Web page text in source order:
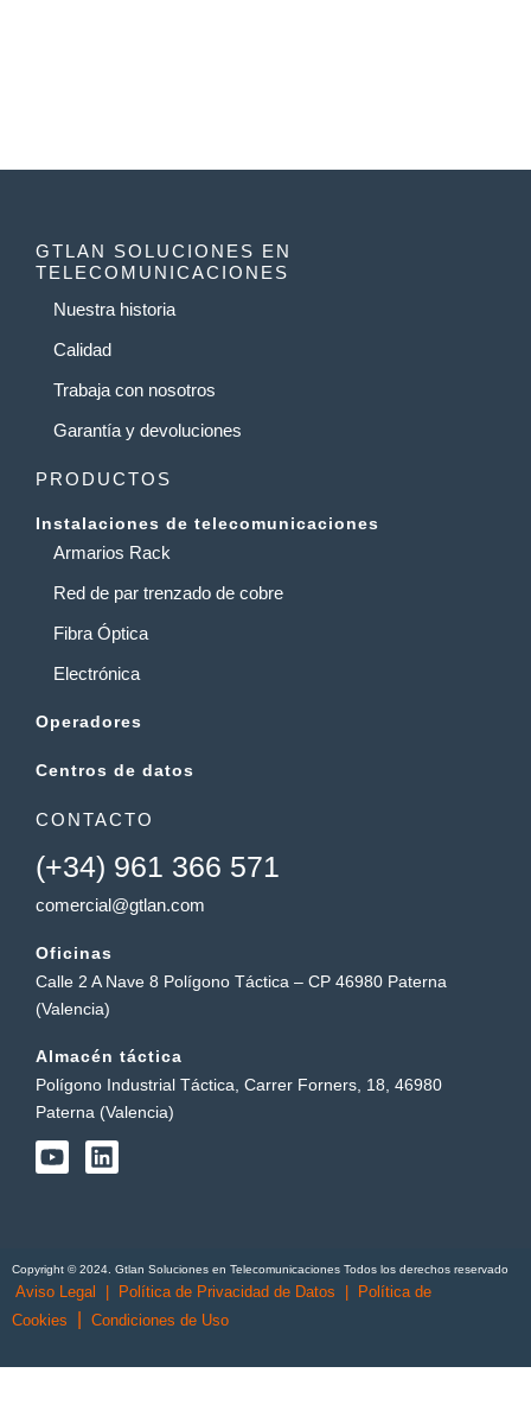
GTLAN SOLUCIONES EN
TELECOMUNICACIONES
Nuestra historia
Calidad
Trabaja con nosotros
Garantía y devoluciones
PRODUCTOS
Instalaciones de telecomunicaciones
Armarios Rack
Red de par trenzado de cobre
Fibra Óptica
Electrónica
Operadores
Centros de datos
CONTACTO
(+34) 961 366 571
comercial@gtlan.com
Oficinas
Calle 2 A Nave 8 Polígono Táctica – CP 46980 Paterna
(Valencia)
Almacén táctica
Polígono Industrial Táctica, Carrer Forners, 18, 46980
Paterna (Valencia)
Y
o
e
L
i
i
n
Copyright © 2024. Gtlan Soluciones en Telecomunicaciones Todos los derechos reservado
Aviso Legal | Política de Privacidad de Datos | Política de
Cookies
Condiciones de Uso